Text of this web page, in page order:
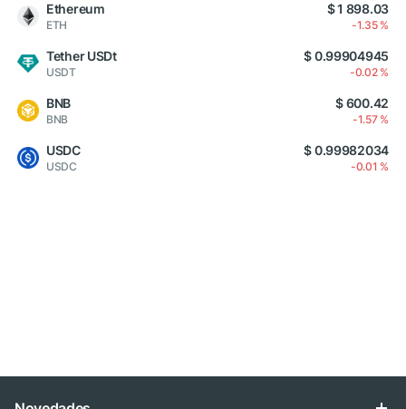
Ethereum
ETH
$ 1 898.03
-1.35 %
Tether USDt
USDT
$ 0.99904945
-0.02 %
BNB
BNB
$ 600.42
-1.57 %
USDC
USDC
$ 0.99982034
-0.01 %